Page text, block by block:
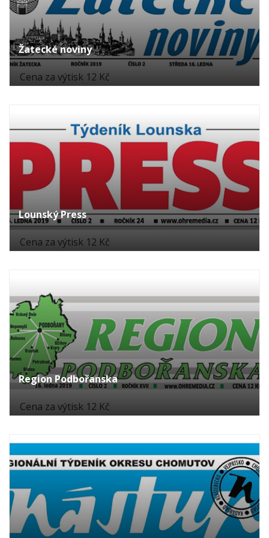
Žatecké noviny
Cena za výtisk 12 Kč
Lounský Press
Cena za výtisk 12 Kč
Region Podbořanska
Cena za výtisk 12 Kč